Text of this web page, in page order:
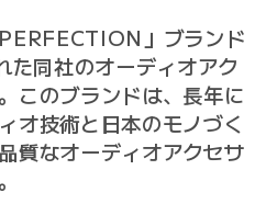
」ブランド
同社のオーディオアク
このブランドは、長年に
オ技術と日本のモノづく
質なオーディオアクセサ